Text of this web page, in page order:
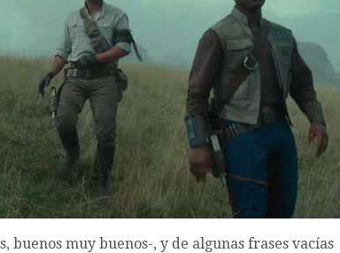
buenos muy buenos-, y de algunas frases vacías